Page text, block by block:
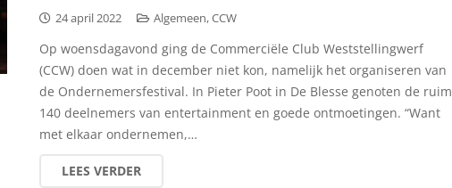
24 april 2022 Algemeen,CCW
Op woensdagavond ging de Commerciële Club Weststellingwerf
(CCW) doen wat in december niet kon, namelijk het organiseren van
de Ondernemersfestival. In Pieter Poot in De Blesse genoten de ruim
140 deelnemers van entertainment en goede ontmoetingen. “Want
met elkaar ondernemen,…
LEES VERDER